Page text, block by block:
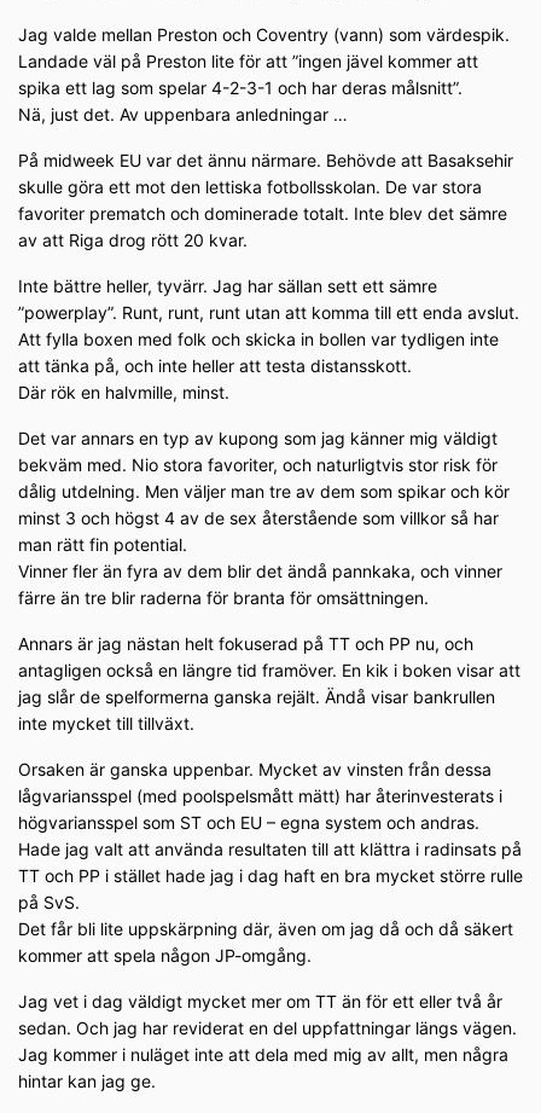
Jag valde mellan Preston och Coventry (vann) som värdespik.
Landade väl på Preston lite för att ”ingen jävel kommer att
spika ett lag som spelar 4-2-3-1 och har deras målsnitt”.
Nä, just det. Av uppenbara anledningar …
På midweek EU var det ännu närmare. Behövde att Basaksehir
skulle göra ett mot den lettiska fotbollsskolan. De var stora
favoriter prematch och dominerade totalt. Inte blev det sämre
av att Riga drog rött 20 kvar.
Inte bättre heller, tyvärr. Jag har sällan sett ett sämre
”powerplay”. Runt, runt, runt utan att komma till ett enda avslut.
Att fylla boxen med folk och skicka in bollen var tydligen inte
att tänka på, och inte heller att testa distansskott.
Där rök en halvmille, minst.
Det var annars en typ av kupong som jag känner mig väldigt
bekväm med. Nio stora favoriter, och naturligtvis stor risk för
dålig utdelning. Men väljer man tre av dem som spikar och kör
minst 3 och högst 4 av de sex återstående som villkor så har
man rätt fin potential.
Vinner fler än fyra av dem blir det ändå pannkaka, och vinner
färre än tre blir raderna för branta för omsättningen.
Annars är jag nästan helt fokuserad på TT och PP nu, och
antagligen också en längre tid framöver. En kik i boken visar att
jag slår de spelformerna ganska rejält. Ändå visar bankrullen
inte mycket till tillväxt.
Orsaken är ganska uppenbar. Mycket av vinsten från dessa
lågvariansspel (med poolspelsmått mätt) har återinvesterats i
högvariansspel som ST och EU – egna system och andras.
Hade jag valt att använda resultaten till att klättra i radinsats på
TT och PP i stället hade jag i dag haft en bra mycket större rulle
på SvS.
Det får bli lite uppskärpning där, även om jag då och då säkert
kommer att spela någon JP-omgång.
Jag vet i dag väldigt mycket mer om TT än för ett eller två år
sedan. Och jag har reviderat en del uppfattningar längs vägen.
Jag kommer i nuläget inte att dela med mig av allt, men några
hintar kan jag ge.